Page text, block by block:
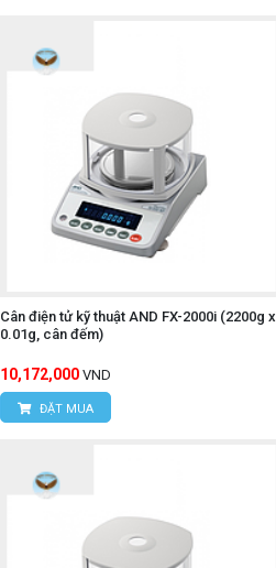
Cân điện tử kỹ thuật AND FX-2000i (2200g x
0.01g, cân đếm)
10,172,000 VND
ĐẶT MUA